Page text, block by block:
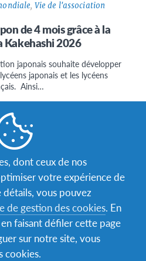
, Vie de l'association
de 4 mois grâce à la
Kakehashi 2026
japonais souhaite développer
japonais et les lycéens
Ainsi…
InstagramYouTube
Partir
dont ceux de nos
votre expérience de
vous pouvez
de gestion des cookies. En
faisant défiler cette page
sur notre site, vous
cookies.